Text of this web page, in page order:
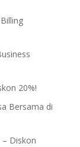
20%!
Bersama di
– Diskon